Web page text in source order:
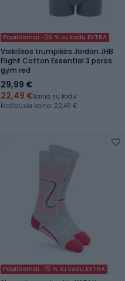
Papildomai -25 % su kodu EXTRA
Vaikiškos trumpikės Jordan JHB
Flight Cotton Essential 3 poros
gym red
29,99 €
22,49 €kaina su kodu
Mažiausia kaina: 22,49 €
Papildomai -15 % su kodu EXTRA